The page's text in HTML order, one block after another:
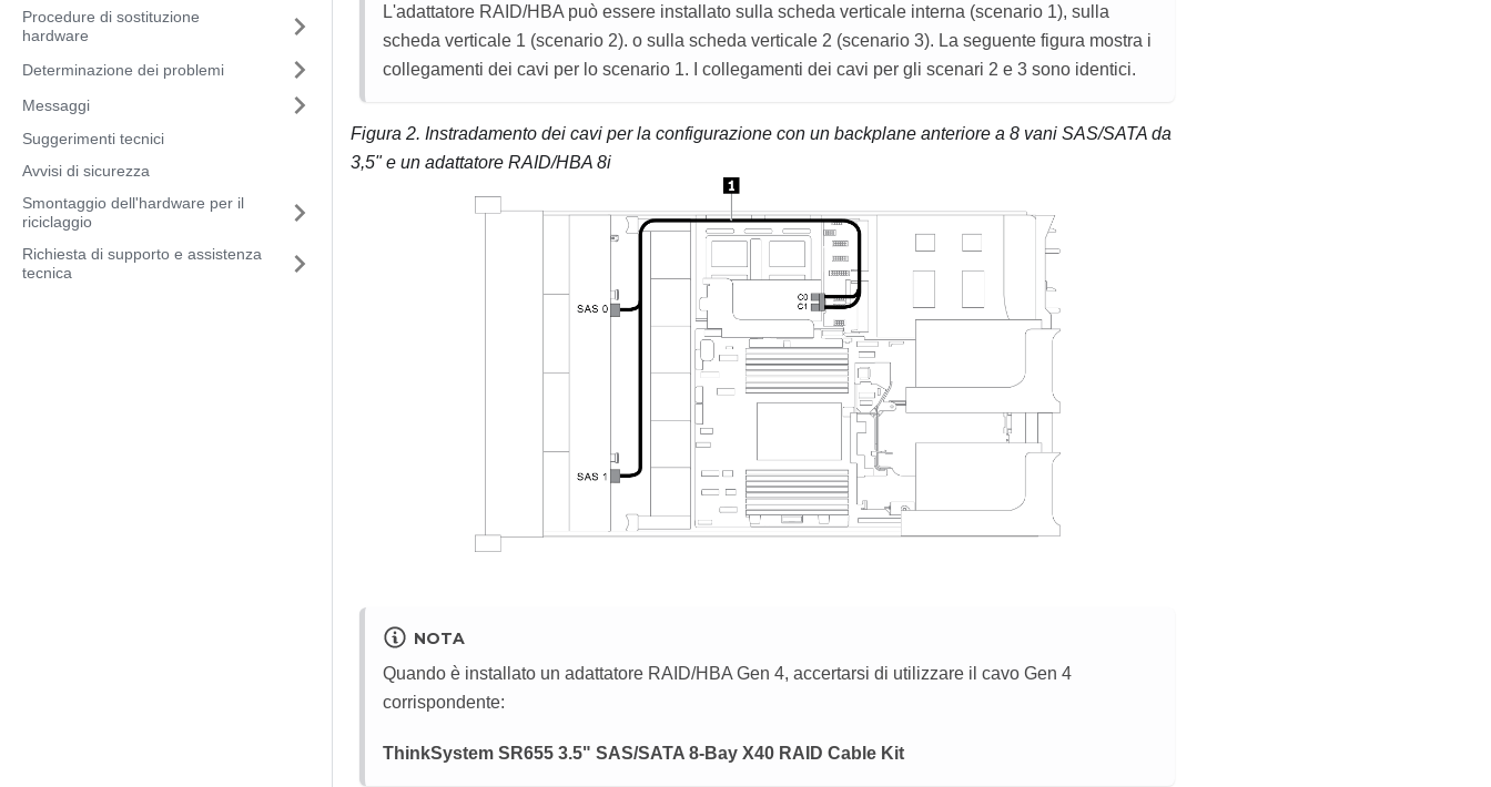
Procedure di sostituzione
hardware
Determinazione dei problemi
Messaggi
Suggerimenti tecnici
Avvisi di sicurezza
Smontaggio dell'hardware per il
riciclaggio
Richiesta di supporto e assistenza
tecnica
L'adattatore RAID/HBA può essere installato sulla scheda verticale interna (scenario 1), sulla
scheda verticale 1 (scenario 2). o sulla scheda verticale 2 (scenario 3). La seguente figura mostra i
collegamenti dei cavi per lo scenario 1. I collegamenti dei cavi per gli scenari 2 e 3 sono identici.
Figura 2. Instradamento dei cavi per la configurazione con un backplane anteriore a 8 vani SAS/SATA da
3,5" e un adattatore RAID/HBA 8i
NOTA
Quando è installato un adattatore RAID/HBA Gen 4, accertarsi di utilizzare il cavo Gen 4
corrispondente:
ThinkSystem SR655 3.5" SAS/SATA 8-Bay X40 RAID Cable Kit